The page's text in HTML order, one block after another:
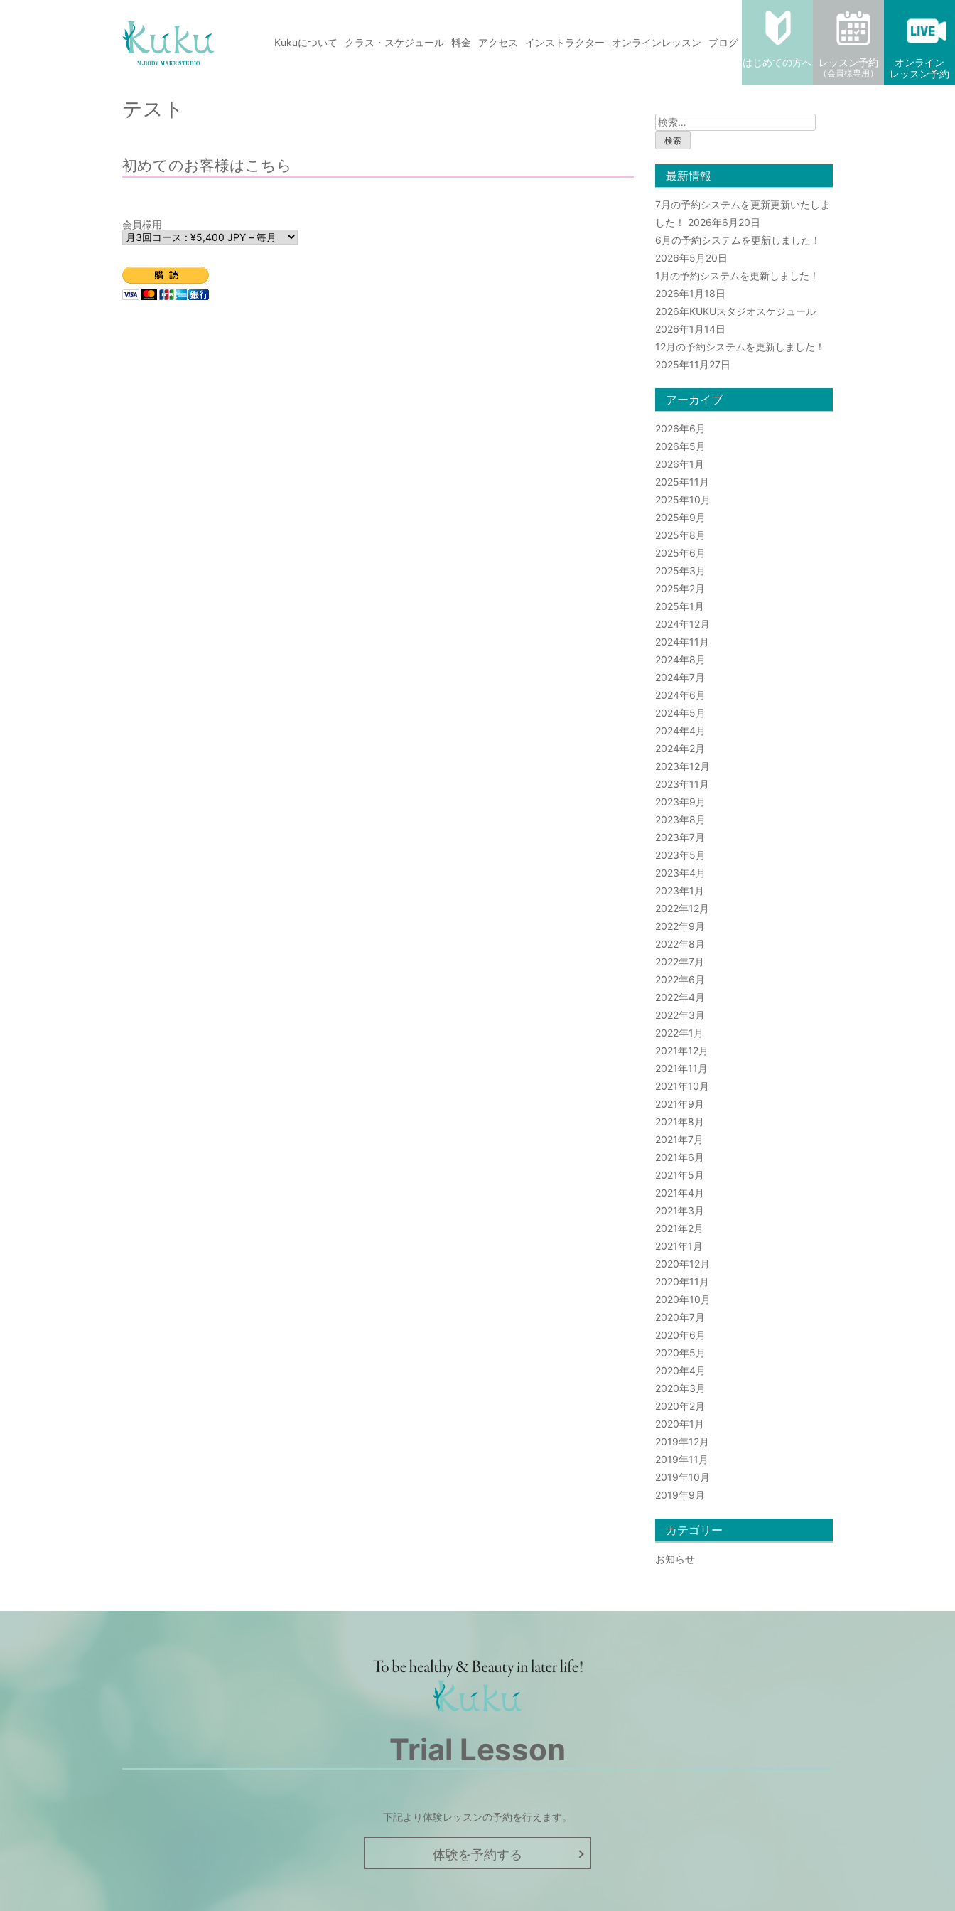
Kukuについて クラス・スケジュール 料金 アクセス インストラクター オンラインレッスン
ブログ
はじめての方へ
レッスン予約
（会員様専用）
オンライン
レッスン予約
テスト
初めてのお客様はこちら
会員様用
検
索:
最新情報
7月の予約システムを更新更新いたしま
した！
2026年6月20日
6月の予約システムを更新しました！
2026年5月20日
1月の予約システムを更新しました！
2026年1月18日
2026年KUKUスタジオスケジュール
2026年1月14日
12月の予約システムを更新しました！
2025年11月27日
アーカイブ
2026年6月
2026年5月
2026年1月
2025年11月
2025年10月
2025年9月
2025年8月
2025年6月
2025年3月
2025年2月
2025年1月
2024年12月
2024年11月
2024年8月
2024年7月
2024年6月
2024年5月
2024年4月
2024年2月
2023年12月
2023年11月
2023年9月
2023年8月
2023年7月
2023年5月
2023年4月
2023年1月
2022年12月
2022年9月
2022年8月
2022年7月
2022年6月
2022年4月
2022年3月
2022年1月
2021年12月
2021年11月
2021年10月
2021年9月
2021年8月
2021年7月
2021年6月
2021年5月
2021年4月
2021年3月
2021年2月
2021年1月
2020年12月
2020年11月
2020年10月
2020年7月
2020年6月
2020年5月
2020年4月
2020年3月
2020年2月
2020年1月
2019年12月
2019年11月
2019年10月
2019年9月
カテゴリー
お知らせ
Trial Lesson
下記より体験レッスンの予約を行えます。
体験を予約する